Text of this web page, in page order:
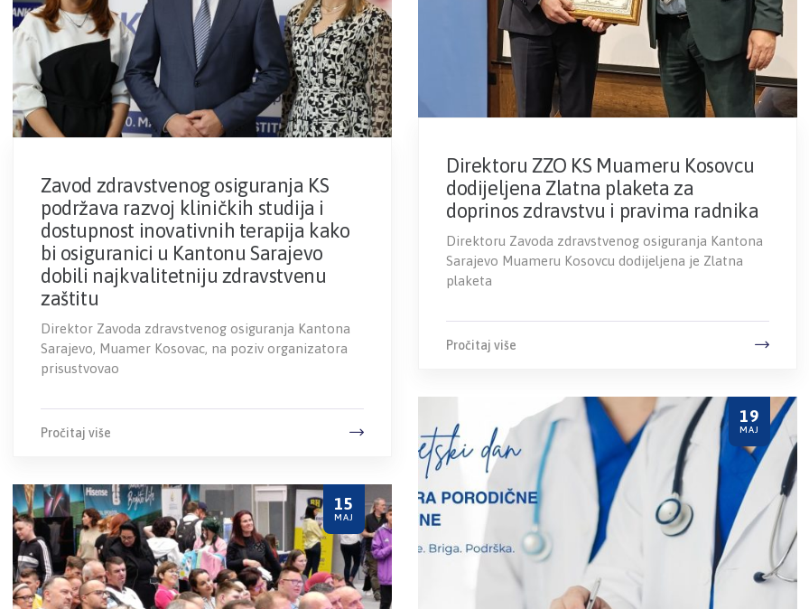
Direktoru ZZO KS Muameru Kosovcu
dodijeljena Zlatna plaketa za
doprinos zdravstvu i pravima radnika
Direktoru Zavoda zdravstvenog osiguranja Kantona
Sarajevo Muameru Kosovcu dodijeljena je Zlatna
plaketa
Pročitaj više
Zavod zdravstvenog osiguranja KS
podržava razvoj kliničkih studija i
dostupnost inovativnih terapija kako
bi osiguranici u Kantonu Sarajevo
dobili najkvalitetniju zdravstvenu
zaštitu
Direktor Zavoda zdravstvenog osiguranja Kantona
Sarajevo, Muamer Kosovac, na poziv organizatora
prisustvovao
Pročitaj više
19
MAJ
15
MAJ